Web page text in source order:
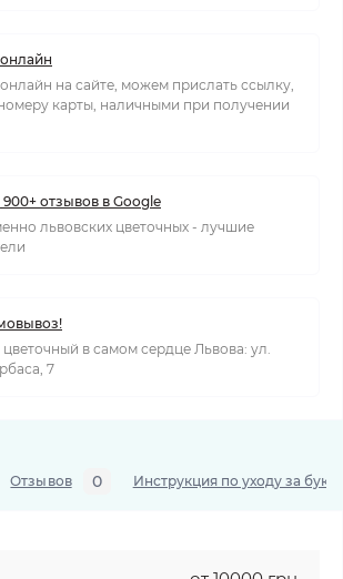
на сайте, можем прислать ссылку,
карты, наличными при получении
900+ отзывов в Google
львовских цветочных - лучшие
в самом сердце Львова: ул.
7
Отзывов 0 Инструкция по уходу за